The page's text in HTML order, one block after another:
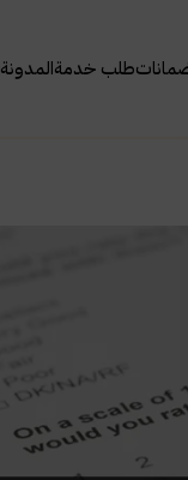
طلب خدمةالمدونة